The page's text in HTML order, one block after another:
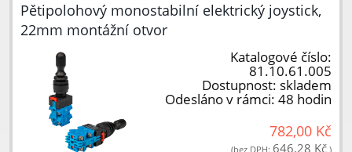
Pětipolohový monostabilní elektrický joystick,
22mm montážní otvor
Katalogové číslo:
81.10.61.005
Dostupnost: skladem
Odesláno v rámci: 48 hodin
782,00 Kč
(bez DPH: 646,28 Kč )